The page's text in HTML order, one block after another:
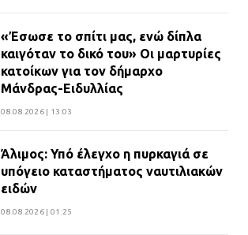
«Έσωσε το σπίτι μας, ενώ δίπλα
καιγόταν το δικό του» Οι μαρτυρίες
κατοίκων για τον δήμαρχο
Μάνδρας-Ειδυλλίας
08.08.2026 | 13:03
Άλιμος: Υπό έλεγχο η πυρκαγιά σε
υπόγειο καταστήματος ναυτιλιακών
ειδών
08.08.2026 | 01:25